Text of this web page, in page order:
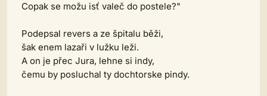
Copak se možu isť valeč do postele?"
Podepsal revers a ze špitalu běži,
šak enem lazaři v lužku leži.
A on je přec Jura, lehne si indy,
čemu by posluchal ty dochtorske pindy.